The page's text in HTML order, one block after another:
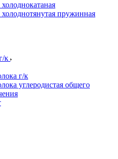
пружинная
к
г/к
углеродистая общего